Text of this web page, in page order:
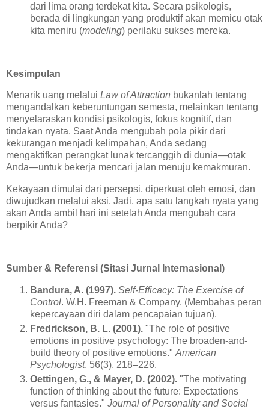
dari lima orang terdekat kita. Secara psikologis,
berada di lingkungan yang produktif akan memicu otak
kita meniru (modeling) perilaku sukses mereka.
Kesimpulan
Menarik uang melalui Law of Attraction bukanlah tentang
mengandalkan keberuntungan semesta, melainkan tentang
menyelaraskan kondisi psikologis, fokus kognitif, dan
tindakan nyata. Saat Anda mengubah pola pikir dari
kekurangan menjadi kelimpahan, Anda sedang
mengaktifkan perangkat lunak tercanggih di dunia—otak
Anda—untuk bekerja mencari jalan menuju kemakmuran.
Kekayaan dimulai dari persepsi, diperkuat oleh emosi, dan
diwujudkan melalui aksi. Jadi, apa satu langkah nyata yang
akan Anda ambil hari ini setelah Anda mengubah cara
berpikir Anda?
Sumber & Referensi (Sitasi Jurnal Internasional)
Bandura, A. (1997). Self-Efficacy: The Exercise of
Control. W.H. Freeman & Company. (Membahas peran
kepercayaan diri dalam pencapaian tujuan).
Fredrickson, B. L. (2001). "The role of positive
emotions in positive psychology: The broaden-and-
build theory of positive emotions." American
Psychologist, 56(3), 218–226.
Oettingen, G., & Mayer, D. (2002). "The motivating
function of thinking about the future: Expectations
versus fantasies." Journal of Personality and Social